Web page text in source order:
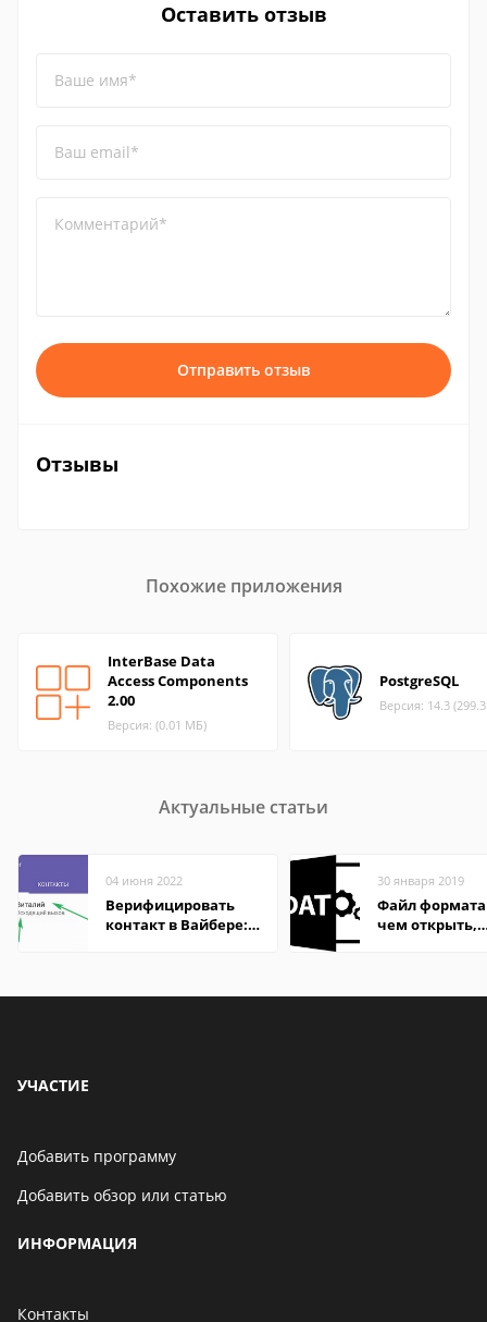
Оставить отзыв
Ваше имя*
Ваш email*
Комментарий*
Отправить отзыв
Отзывы
Похожие приложения
InterBase Data
Access Components
2.00
Версия: (0.01 МБ)
PostgreSQL
Версия: 14.3
Актуальные статьи
04 июня 2022
Верифицировать
контакт в Вайбере:
30 января 2019
Файл формата
чем открыть,
УЧАСТИЕ
Добавить программу
Добавить обзор или статью
ИНФОРМАЦИЯ
Контакты